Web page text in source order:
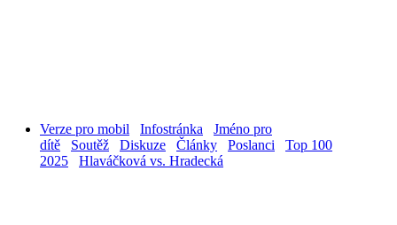
Verze pro mobil Infostránka
Jméno pro
dítě
Soutěž Diskuze Články Poslanci
Top 100
2025
Hlaváčková vs. Hradecká